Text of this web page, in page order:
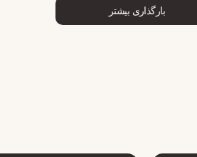
بارگذاری بیشتر